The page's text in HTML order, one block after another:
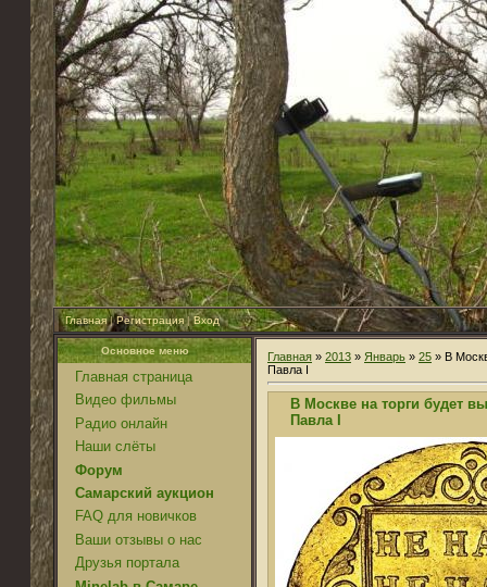
Главная|Регистрация|Вход
Основное меню
Главная страница
Видео фильмы
Радио онлайн
Наши слёты
Форум
Самарский аукцион
FAQ для новичков
Ваши отзывы о нас
Друзья портала
Главная » 2013 » Январь » 25 » В
Павла I
В Москве на торги будет
Павла I